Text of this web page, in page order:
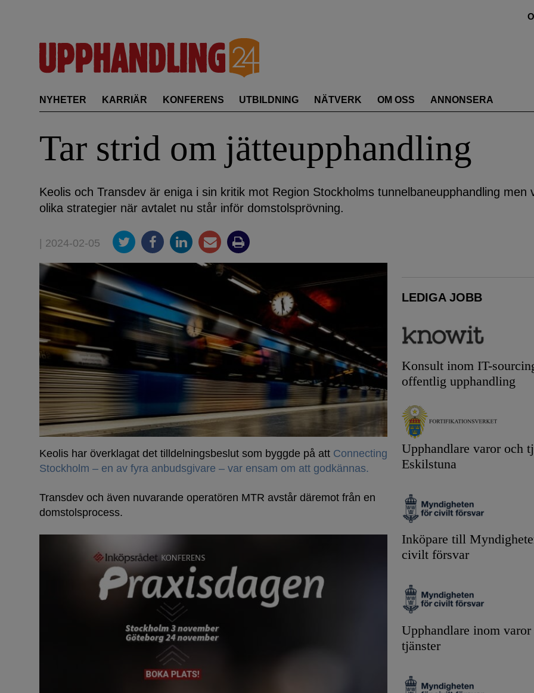
NYHETER KARRIÄR KONFERENS UTBILDNING NÄTVERK OM OSS ANNONSERA
Tar strid om jätteupphandling
Keolis och Transdev är eniga i sin kritik mot Region Stockholms tunnelbaneupphandling men
olika strategier när avtalet nu står inför domstolsprövning.
| 2024-02-05
Keolis har överklagat det tilldelningsbeslut som byggde på att Connecting
Stockholm – en av fyra anbudsgivare – var ensam om att godkännas.
Transdev och även nuvarande operatören MTR avstår däremot från en
domstolsprocess.
LEDIGA JOBB
Konsult inom IT-
offentlig upphandling
Upphandlare varor och
Eskilstuna
Inköpare till
civilt försvar
Upphandlare inom varor
tjänster